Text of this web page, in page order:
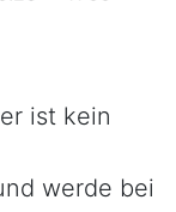
ist kein
werde bei